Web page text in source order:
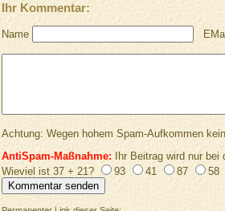
Ihr Kommentar:
Name
Achtung: Wegen hohem Spam-Aufkommen
AntiSpam-Maßnahme:Ihr Beitrag wird nur bei
Wieviel ist 37 + 21?
93 41 87 58